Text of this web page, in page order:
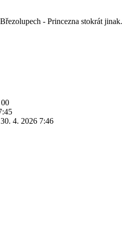
- Princezna stokrát jinak.
30. 4. 2026 7:46